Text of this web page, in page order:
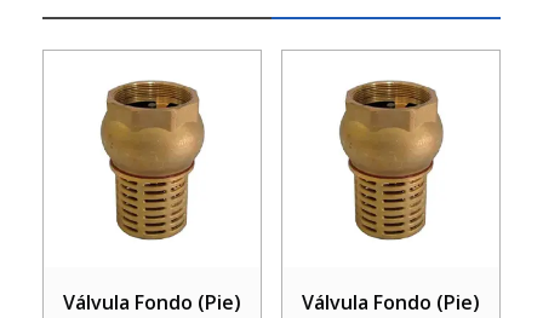
Válvula Fondo (Pie)
Válvula Fondo (Pie)